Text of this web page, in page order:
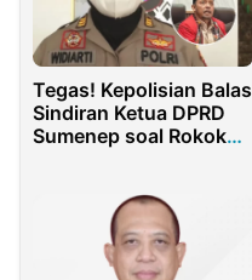
Tegas! Kepolisian Balas
Sindiran Ketua DPRD
Sumenep soal Rokok